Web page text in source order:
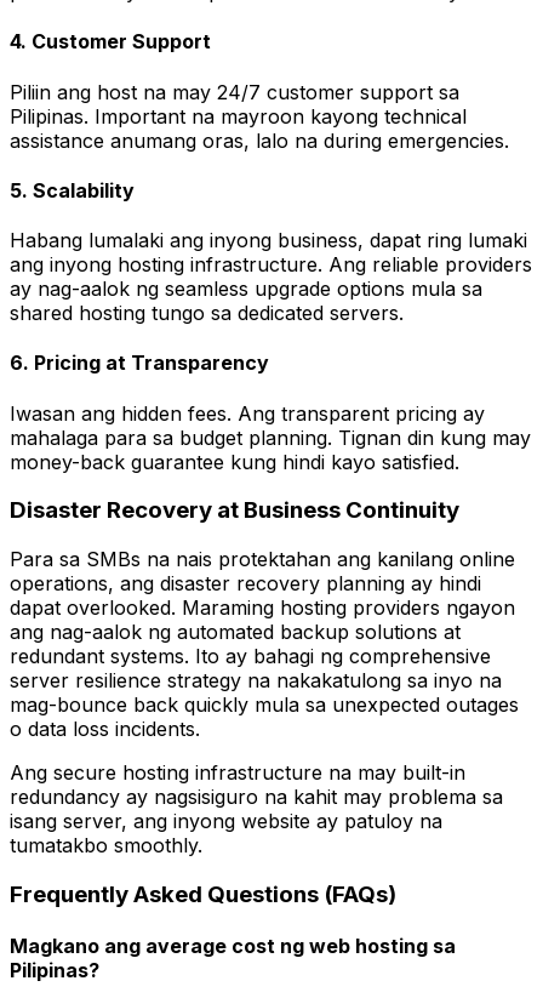
4. Customer Support
Piliin ang host na may 24/7 customer support sa
Pilipinas. Important na mayroon kayong technical
assistance anumang oras, lalo na during emergencies.
5. Scalability
Habang lumalaki ang inyong business, dapat ring lumaki
ang inyong hosting infrastructure. Ang reliable providers
ay nag-aalok ng seamless upgrade options mula sa
shared hosting tungo sa dedicated servers.
6. Pricing at Transparency
Iwasan ang hidden fees. Ang transparent pricing ay
mahalaga para sa budget planning. Tignan din kung may
money-back guarantee kung hindi kayo satisfied.
Disaster Recovery at Business Continuity
Para sa SMBs na nais protektahan ang kanilang online
operations, ang disaster recovery planning ay hindi
dapat overlooked. Maraming hosting providers ngayon
ang nag-aalok ng automated backup solutions at
redundant systems. Ito ay bahagi ng comprehensive
server resilience strategy na nakakatulong sa inyo na
mag-bounce back quickly mula sa unexpected outages
o data loss incidents.
Ang secure hosting infrastructure na may built-in
redundancy ay nagsisiguro na kahit may problema sa
isang server, ang inyong website ay patuloy na
tumatakbo smoothly.
Frequently Asked Questions (FAQs)
Magkano ang average cost ng web hosting sa
Pilipinas?